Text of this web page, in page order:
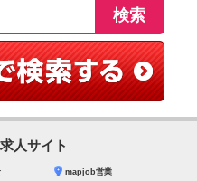
人サイト
mapjob営業